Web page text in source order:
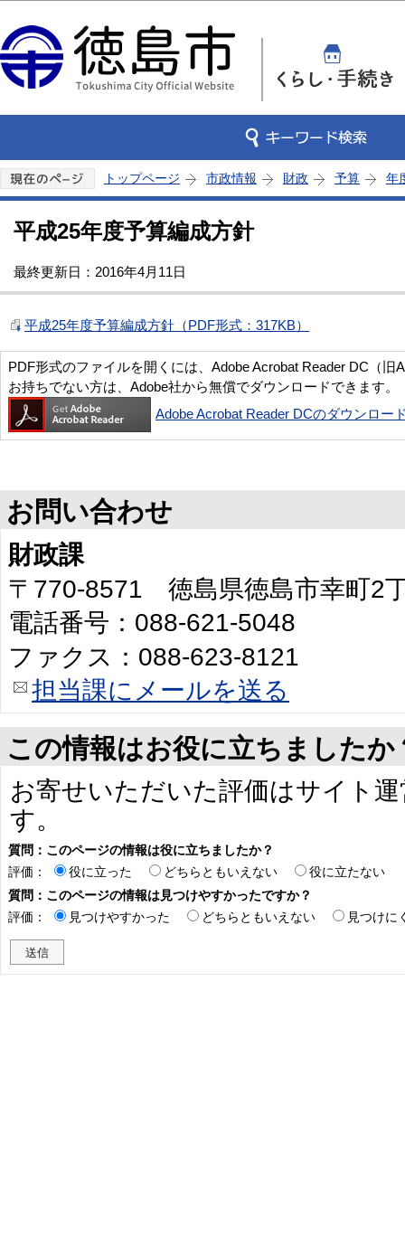
トップページ 市政情報 財政 予算 年
平成25年度予算編成方針
最終更新日：2016年4月11日
平成25年度予算編成方針（PDF形式：317KB）
PDF形式のファイルを開くには、Adobe Acrobat Reader DC（旧
お持ちでない方は、Adobe社から無償でダウンロードできます。
Adobe Acrobat Reader DCのダウンロー
お問い合わせ
財政課
〒770-8571 徳島県徳島市幸町2
電話番号：088-621-5048
ファクス：088-623-8121
担当課にメールを送る
この情報はお役に立ちましたか
お寄せいただいた評価はサイト
す。
質問：このページの情報は役に立ちましたか？
評価：
役に立った どちらともいえない
役に立たない
質問：このページの情報は見つけやすかったですか？
評価：
見つけやすかった どちらともいえない 見つけに